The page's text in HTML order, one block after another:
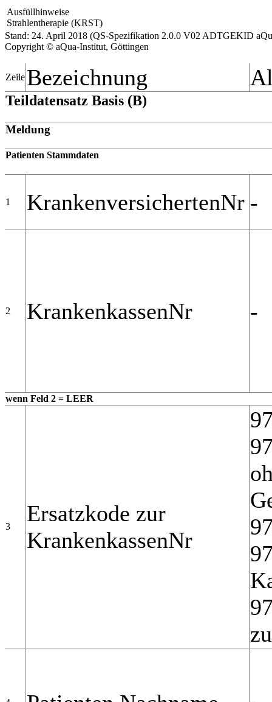
Ausfüllhinweise
Strahlentherapie (KRST)
Stand: 24. April 2018 (QS-Spezifikation 2.0.0 V02 ADTGEKID
Copyright © aQua-Institut, Göttingen
Zeile Bezeichnung
Teildatensatz Basis (B)
Meldung
Patienten Stammdaten
1 KrankenversichertenNr -
2 KrankenkassenNr -
wenn Feld 2 = LEER
3
Ersatzkode zur
KrankenkassenNr